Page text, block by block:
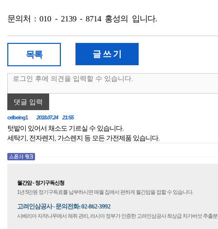
문의처 : 010 - 2139 - 8714 홍성의 입니다.
목록 글 쓰 기
댓글 입력
celbeing1 2018.07.24 21:55
텃밭이 있어서 채소도 기르실 수 있습니다.
세탁기, 전자렌지, 가스렌지 등 모든 가전제품 있습니다.
월간암 - 정기구독신청
1년 5만원 정기구독료를 납부하시면 매월 집에서 편하게 월간암을 접할 수 있습니다.
고려인삼공사 - 문의전화: 02-862-3992
시베리아 자작나무에서 채취 관리, 러시아 정부가 인증한 고려인삼공사 최상급 차가버섯 추출